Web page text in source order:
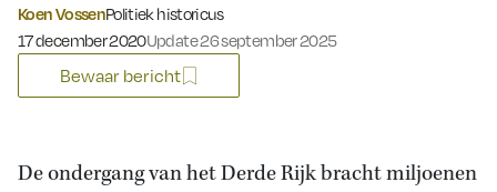
Koen VossenPolitiek historicus
Gepubliceerd op:
17 december 2020Update 26 september 2025
Bewaar bericht
De ondergang van het Derde Rijk bracht miljoenen